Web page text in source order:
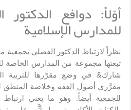
أوّلاً: دوافع الدكتور
للمدارس الإسلامية
نظراً لارتباط الدكتور الفضلي بجمعية
تبعتها مجموعة من المدارس الخاصة
شارك& في وضع مقرَّرها للتربية
مقرَّري أصول الفقه وخلاصة المنطق
للجمعية أيضاً. وهو ما يعني ارتباط